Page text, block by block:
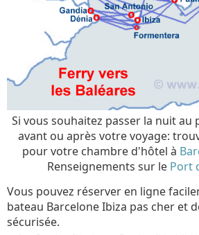
Si vous souhaitez passer la nuit
avant ou après votre voyage:
pour votre chambre d'hôtel à
Renseignements sur le Port
Vous pouvez réserver en ligne
bateau Barcelone Ibiza pas cher et
sécurisée.